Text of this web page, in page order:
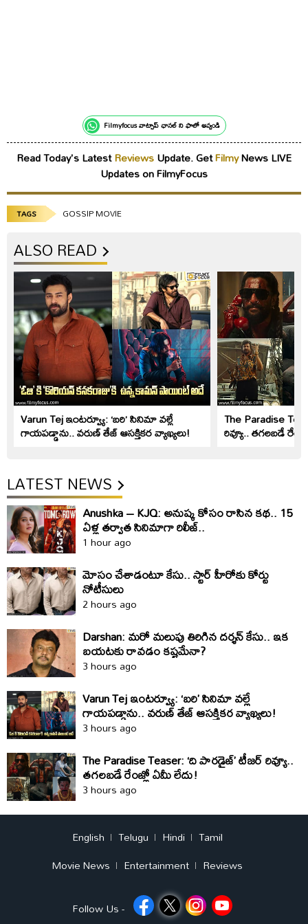
Filmyfocus వాట్సాప్ ఛానల్ ని ఫాలో అవ్వండి
Read Today's LatestReviewsUpdate. GetFilmyNews LIVE
Updates on FilmyFocus
TAGS GOSSIP MOVIE
ALSO READ
Varun Tej ఇంటర్వ్యూ: ‘బరి’ సినిమా వల్లే
గాయపడ్డాను.. వరుణ్ తేజ్ ఆసక్తికర వ్యాఖ్యలు!
The Paradise
రివ్యూ.. తగలబడే
LATEST NEWS
Anushka – KJQ: అనుష్క కోసం రాసిన కథ.. 15
ఏళ్ల తర్వాత సినిమాగా రిలీజ్‌..
1 hour ago
మోసం చేశాడంటూ కేసు.. స్టార్‌ హీరోకు కోర్టు
నోటీసులు
2 hours ago
Darshan: మరో మలుపు తిరిగిన దర్శన్‌ కేసు.. ఇక
బయటకు రావడం కష్టమేనా?
3 hours ago
Varun Tej ఇంటర్వ్యూ: ‘బరి’ సినిమా వల్లే
గాయపడ్డాను.. వరుణ్ తేజ్ ఆసక్తికర వ్యాఖ్యలు!
3 hours ago
The Paradise Teaser: ‘ది పారడైజ్’ టీజర్ రివ్యూ..
తగలబడే రేంజ్లో ఏమీ లేదు!
3 hours ago
English Telugu Hindi
Tamil
Movie News
Entertainment Reviews
Follow Us -